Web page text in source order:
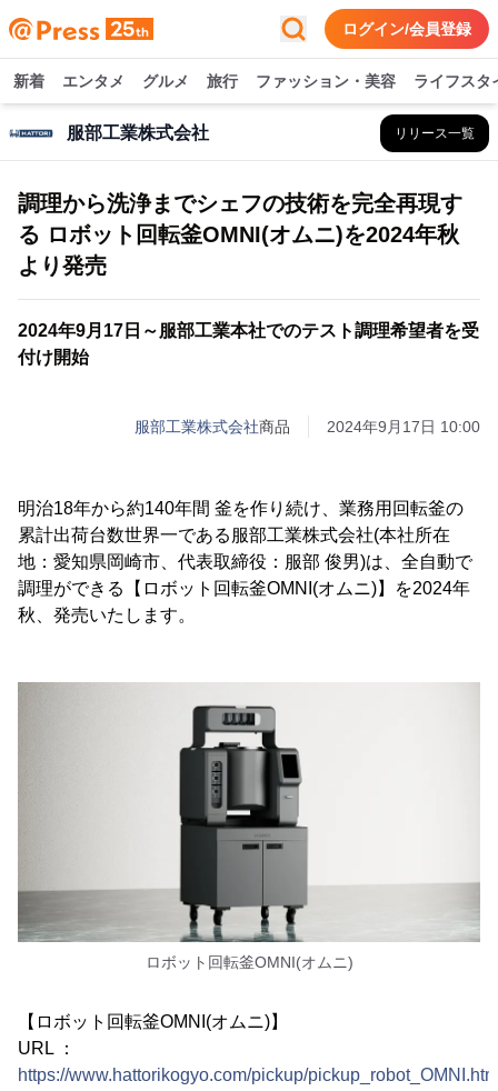
ログイン/会員登録
新着 エンタメ グルメ 旅行 ファッション・美容 ライフスタ
服部工業株式会社 リリース一覧
調理から洗浄までシェフの技術を完全再現す
る ロボット回転釜OMNI(オムニ)を2024年秋
より発売
2024年9月17日～服部工業本社でのテスト調理希望者を受
付け開始
服部工業株式会社商品 2024年9月17日 10:00
明治18年から約140年間 釜を作り続け、業務用回転釜の
累計出荷台数世界一である服部工業株式会社(本社所在
地：愛知県岡崎市、代表取締役：服部 俊男)は、全自動で
調理ができる【ロボット回転釜OMNI(オムニ)】を2024年
秋、発売いたします。
ロボット回転釜OMNI(オムニ)
【ロボット回転釜OMNI(オムニ)】
URL ：
https://www.hattorikogyo.com/pickup/